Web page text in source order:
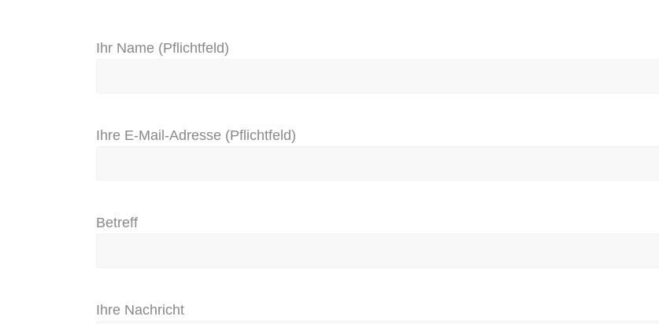
Ihr Name (Pflichtfeld)
Ihre E-Mail-Adresse (Pflichtfeld)
Betreff
Ihre Nachricht